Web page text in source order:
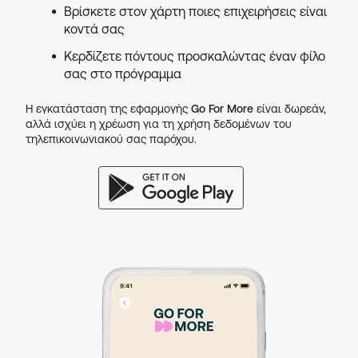
Βρίσκετε στον χάρτη ποιες επιχειρήσεις είναι
κοντά σας
Κερδίζετε πόντους προσκαλώντας έναν φίλο
σας στο πρόγραμμα
Η εγκατάσταση της εφαρμογής Go For More είναι δωρεάν,
αλλά ισχύει η χρέωση για τη χρήση δεδομένων του
τηλεπικοινωνιακού σας παρόχου.